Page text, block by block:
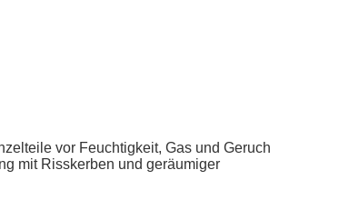
vor Feuchtigkeit, Gas und Geruch
mit Risskerben und geräumiger